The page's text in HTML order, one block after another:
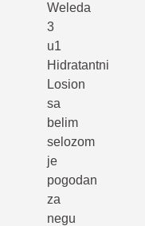
Weleda
3
u1
Hidratantni
Losion
sa
belim
selozom
je
pogodan
za
negu